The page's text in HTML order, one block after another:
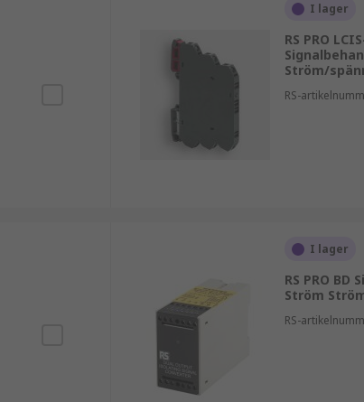
I lager
RS PRO
Ström/
RS-
I lager
RS PRO BD
Ström
RS-